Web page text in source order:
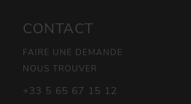
CONTACT
FAIRE UNE DEMANDE
NOUS TROUVER
+33 5 65 67 15 12